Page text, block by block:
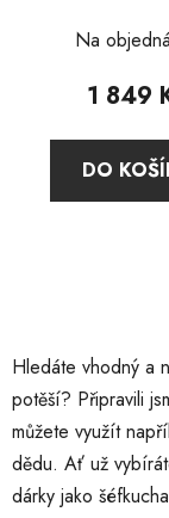
5,0
z
Na
1 849
DO
Hledáte vhodný a
potěší? Připravili
můžete využít
dědu. Ať už
dárky jako